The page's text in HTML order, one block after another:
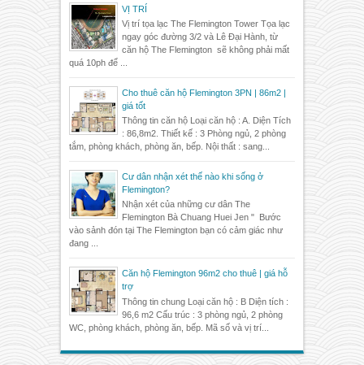
VỊ TRÍ
Vị trí tọa lạc The Flemington Tower Tọa lạc
ngay góc đường 3/2 và Lê Đại Hành, từ
căn hộ The Flemington sẽ không phải mất
quá 10ph để ...
Cho thuê căn hộ Flemington 3PN | 86m2 |
giá tốt
Thông tin căn hộ Loại căn hộ : A. Diện Tích
: 86,8m2. Thiết kế : 3 Phòng ngủ, 2 phòng
tắm, phòng khách, phòng ăn, bếp. Nội thất : sang...
Cư dân nhận xét thế nào khi sống ở
Flemington?
Nhận xét của những cư dân The
Flemington Bà Chuang Huei Jen " Bước
vào sảnh đón tại The Flemington bạn có cảm giác như
đang ...
Căn hộ Flemington 96m2 cho thuê | giá hỗ
trợ
Thông tin chung Loại căn hộ : B Diện tích :
96,6 m2 Cấu trúc : 3 phòng ngủ, 2 phòng
WC, phòng khách, phòng ăn, bếp. Mã số và vị trí...